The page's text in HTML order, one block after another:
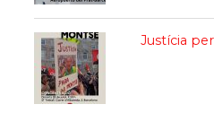
Justícia